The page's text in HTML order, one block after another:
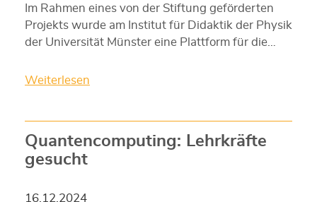
Im Rahmen eines von der Stiftung geförderten
Projekts wurde am Institut für Didaktik der Physik
der Universität Münster eine Plattform für die…
Weiterlesen
Quantencomputing: Lehrkräfte
gesucht
16.12.2024